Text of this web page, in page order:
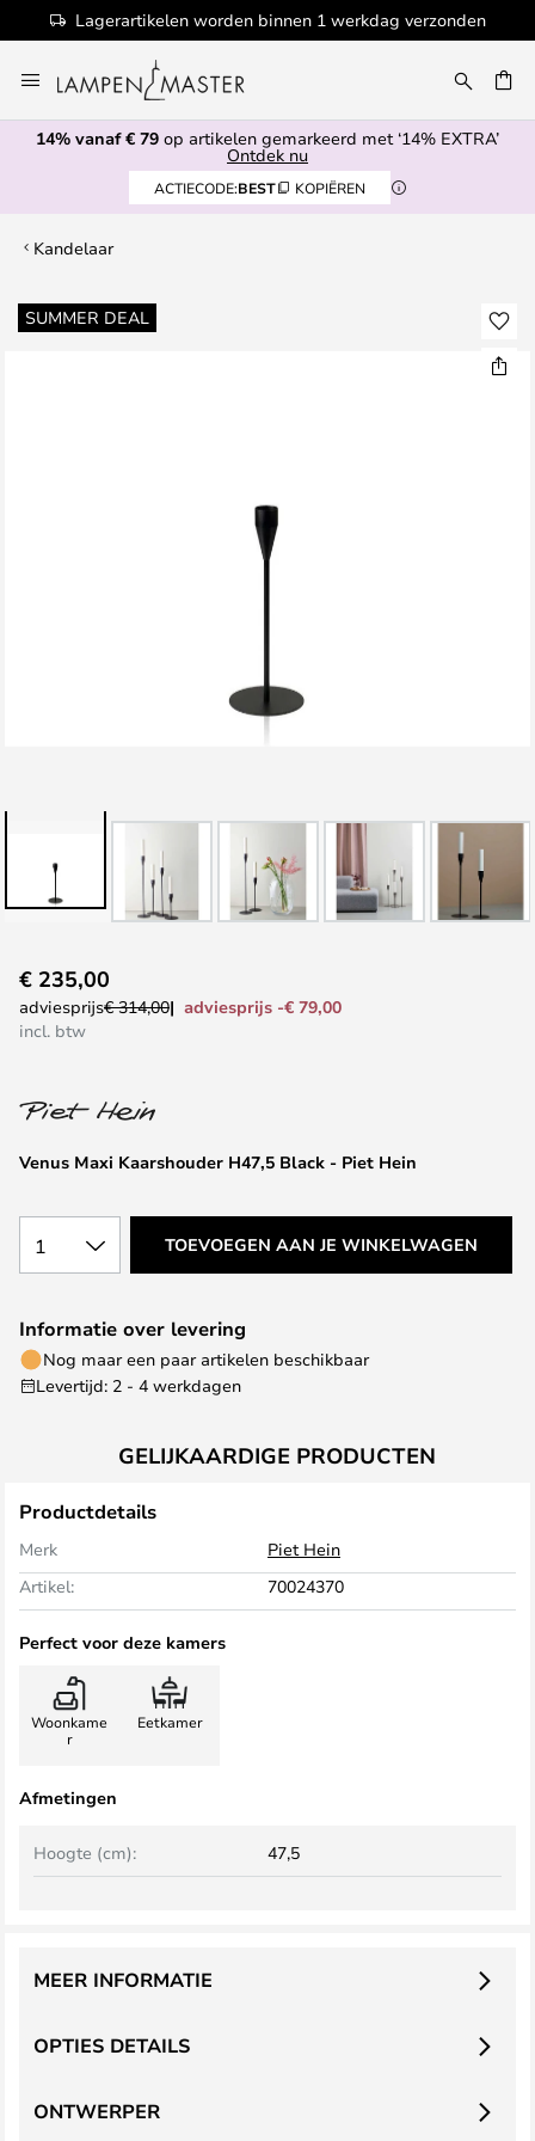
Lagerartikelen worden binnen 1 werkdag verzonden
naar
de
inhoud
14% vanaf € 79 op artikelen gemarkeerd met ‘14% EXTRA’
Ontdek nu
ACTIECODE:BEST KOPIËREN
Kandelaar
SUMMER DEAL
Ga
naar
naar
het
de
gallerij
Venus Maxi Kaarshouder H47,5 Black - Piet Hein
€ 235,00
adviesprijs€ 314,00
adviesprijs -€ 79,00
incl. btw
1 TOEVOEGEN AAN JE WINKELWAGEN
Informatie over levering
Nog maar een paar artikelen beschikbaar
Levertijd: 2 - 4 werkdagen
GELIJKAARDIGE PRODUCTEN
Productdetails
Merk
Piet Hein
Artikel:
70024370
Perfect voor deze kamers
Woonkame
r
Eetkamer
Afmetingen
Hoogte (cm): 47,5
OPTIES DETAILS
MEER INFORMATIE
ONTWERPER